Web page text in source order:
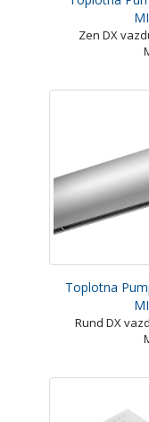
Zen DX
Toplotna
Rund DX